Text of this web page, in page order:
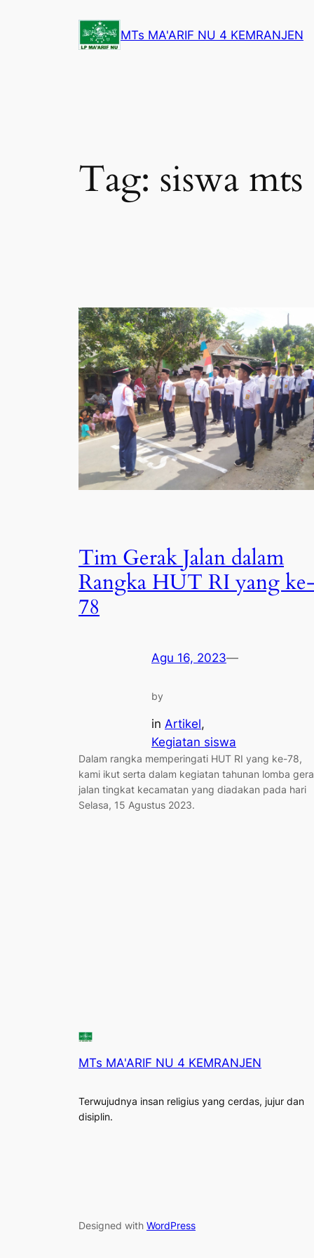
MTs MA'ARIF NU 4 KEMRANJEN
Tag: siswa mts
Tim Gerak Jalan dalam
Rangka HUT RI yang
78
Agu 16, 2023—
by
in Artikel
Kegiatan siswa
Dalam rangka memperingati HUT RI yang ke-78,
kami ikut serta dalam kegiatan tahunan lomba
jalan tingkat kecamatan yang diadakan pada hari
Selasa, 15 Agustus 2023.
MTs MA'ARIF NU 4 KEMRANJEN
Terwujudnya insan religius yang cerdas, jujur dan
disiplin.
Designed with WordPress